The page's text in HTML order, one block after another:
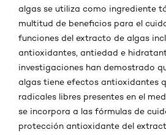
algas se utiliza como ingrediente
multitud de beneficios para el
funciones del extracto de algas
antioxidantes, antiedad e
investigaciones han demostrado
algas tiene efectos antioxidantes
radicales libres presentes en el
se incorpora a las fórmulas de
protección antioxidante del